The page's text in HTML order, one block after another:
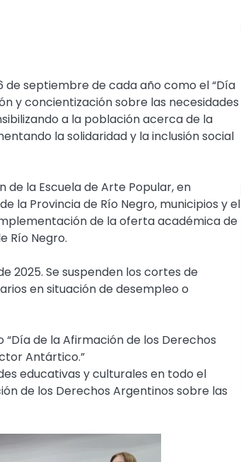
septiembre de cada año como el “Día
y concientización sobre las necesidades
a la población acerca de la
la solidaridad y la inclusión social
de la Escuela de Arte Popular, en
la Provincia de Río Negro, municipios y el
de la oferta académica de
Río Negro.
2025. Se suspenden los cortes de
en situación de desempleo o
“Día de la Afirmación de los Derechos
Antártico.”
educativas y culturales en todo el
de los Derechos Argentinos sobre las